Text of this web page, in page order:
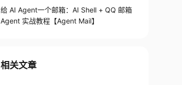
给 AI Agent一个邮箱：AI Shell + QQ 邮箱
Agent 实战教程【Agent Mail】
相关文章